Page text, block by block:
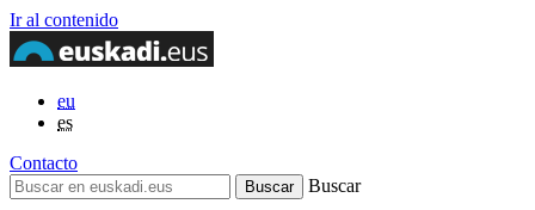
Ir al contenido
eu
es
Contacto
Buscar